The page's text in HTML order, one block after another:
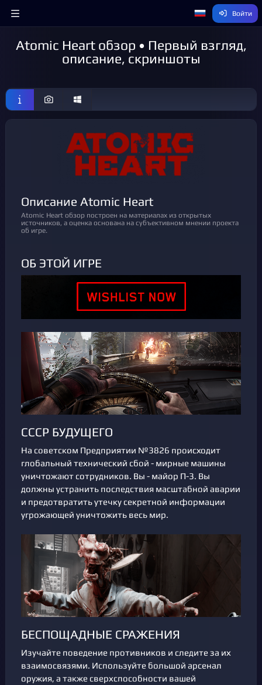
Войти
Atomic Heart обзор • Первый взгляд,
описание, скриншоты
Описание Atomic Heart
Atomic Heart обзор построен на материалах из открытых
источников, а оценка основана на субъективном мнении проекта
об игре.
ОБ ЭТОЙ ИГРЕ
СССР БУДУЩЕГО
На советском Предприятии №3826 происходит
глобальный технический сбой - мирные машины
уничтожают сотрудников. Вы - майор П-3. Вы
должны устранить последствия масштабной аварии
и предотвратить утечку секретной информации
угрожающей уничтожить весь мир.
БЕСПОЩАДНЫЕ СРАЖЕНИЯ
Изучайте поведение противников и следите за их
взаимосвязями. Используйте большой арсенал
оружия, а также сверхспособности вашей